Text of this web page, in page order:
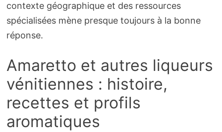
contexte géographique et des ressources
spécialisées mène presque toujours à la bonne
réponse.
Amaretto et autres liqueurs
vénitiennes : histoire,
recettes et profils
aromatiques